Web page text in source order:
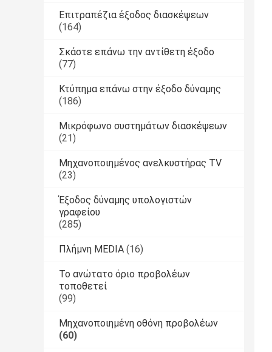
Επιτραπέζια έξοδος διασκέψεων
(164)
Σκάστε επάνω την αντίθετη έξοδο
(77)
Κτύπημα επάνω στην έξοδο δύναμης
(186)
Μικρόφωνο συστημάτων διασκέψεων
(21)
Μηχανοποιημένος ανελκυστήρας TV
(23)
Έξοδος δύναμης υπολογιστών
γραφείου
(285)
Πλήμνη MEDIA (16)
Το ανώτατο όριο προβολέων
τοποθετεί
(99)
Μηχανοποιημένη οθόνη προβολέων
(60)